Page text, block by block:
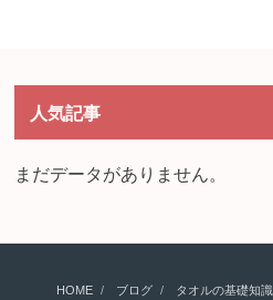
人気記事
まだデータがありません。
HOME ブログ タオルの基礎知識